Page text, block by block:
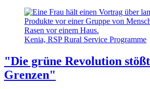
Kenia, RSP Rural Service Programme
"Die grüne Revolution
Grenzen"